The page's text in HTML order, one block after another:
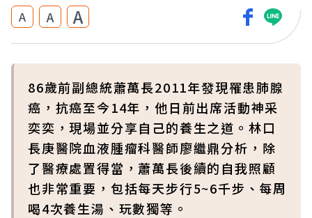
A A A
86歲前副總統蕭萬長2011年發現罹患肺腺
癌，抗癌至今14年，他日前出席活動神采
奕奕，現場並分享自己的養生之道。林口
長庚醫院血液腫瘤科醫師廖繼鼎分析，除
了醫療處置得當，蕭萬長後續的自我照顧
也非常重要，包括每天步行5~6千步、每周
喝4次養生湯、玩數獨等。